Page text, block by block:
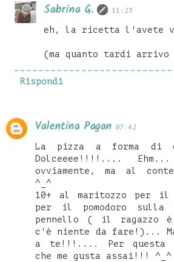
Sabrina G. 11:23
eh, la ricetta l'avete
(ma quanto tardi arrivo
Rispondi
Valentina Pagan 07:42
La pizza a forma di
Dolceeee!!!!....
ovviamente, ma al
^_^
10+ al maritozzo per il
per il pomodoro sulla
pennello ( il ragazzo
c'è niente da fare!)...
a te!!!.... Per questa
che me gusta assai!!! ^_^